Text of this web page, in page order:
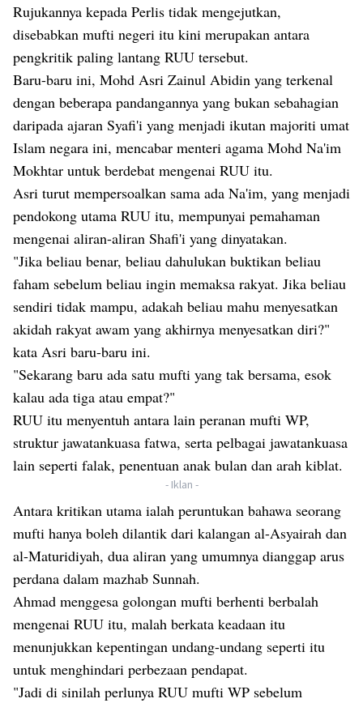
Rujukannya kepada Perlis tidak mengejutkan,
disebabkan mufti negeri itu kini merupakan antara
pengkritik paling lantang RUU tersebut.
Baru-baru ini, Mohd Asri Zainul Abidin yang terkenal
dengan beberapa pandangannya yang bukan sebahagian
daripada ajaran Syafi'i yang menjadi ikutan majoriti umat
Islam negara ini, mencabar menteri agama Mohd Na'im
Mokhtar untuk berdebat mengenai RUU itu.
Asri turut mempersoalkan sama ada Na'im, yang menjadi
pendokong utama RUU itu, mempunyai pemahaman
mengenai aliran-aliran Shafi'i yang dinyatakan.
"Jika beliau benar, beliau dahulukan buktikan beliau
faham sebelum beliau ingin memaksa rakyat. Jika beliau
sendiri tidak mampu, adakah beliau mahu menyesatkan
akidah rakyat awam yang akhirnya menyesatkan diri?"
kata Asri baru-baru ini.
"Sekarang baru ada satu mufti yang tak bersama, esok
kalau ada tiga atau empat?"
RUU itu menyentuh antara lain peranan mufti WP,
struktur jawatankuasa fatwa, serta pelbagai jawatankuasa
lain seperti falak, penentuan anak bulan dan arah kiblat.
- Iklan -
Antara kritikan utama ialah peruntukan bahawa seorang
mufti hanya boleh dilantik dari kalangan al-Asyairah dan
al-Maturidiyah, dua aliran yang umumnya dianggap arus
perdana dalam mazhab Sunnah.
Ahmad menggesa golongan mufti berhenti berbalah
mengenai RUU itu, malah berkata keadaan itu
menunjukkan kepentingan undang-undang seperti itu
untuk menghindari perbezaan pendapat.
"Jadi di sinilah perlunya RUU mufti WP sebelum